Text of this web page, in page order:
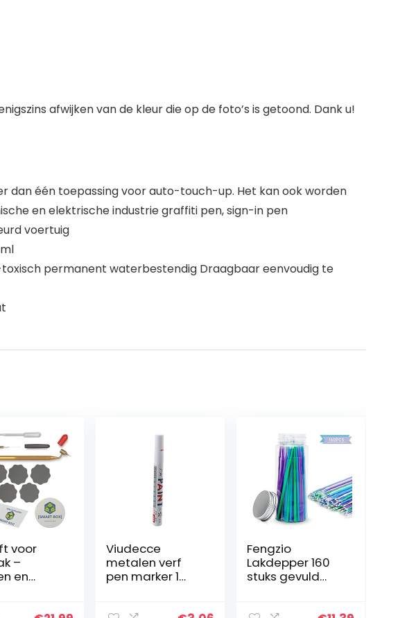
afwijken van de kleur die op de foto’s is getoond. Dank u!
één toepassing voor auto-touch-up. Het kan ook worden
en elektrische industrie graffiti pen, sign-in pen
voertuig
permanent waterbestendig Draagbaar eenvoudig te
voor
–
en
Viudecce
metalen verf
pen marker 1
Fengzio
Lakdepper 160
stuks gevuld